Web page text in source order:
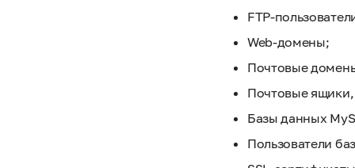
FTP-
Web-домены;
Почтовые
Почтовые
Базы данных
Пользователи